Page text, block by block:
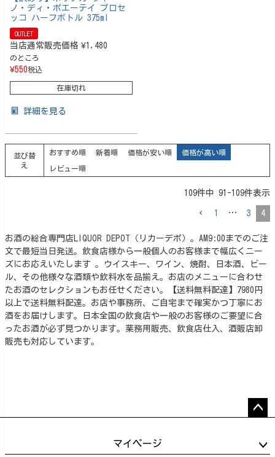
ノ・ディ・ポエーテイ プロセ
ッコ ハーフボトル 375ml
OUTLET
当店通常販売価格 ¥1,480
のところ
¥550税込
在庫切れ
詳細を見る
並び替
え
おすすめ順 新着順 価格が安い順 価格が高い順
レビュー順
109件中 91 -109件表示
1 … 3 4
お酒の総合専門店LIQUOR DEPOT（リカーデポ）。AM9:00までのご注
文で最短当日発送。飲食店様から一般個人のお客様まで幅広くニー
ズにお応えいたします 。ウイスキー、ワイン、焼酎、日本酒、ビー
ル、その他様々な酒類や飲料水を品揃え。お店のメニューに合わせ
たお酒のセレクションもお任せください。【送料無料配達】7980円
以上で送料無料配達。お店や事務所、ご自宅まで確実かつ丁寧にお
酒をお届けします。日本全国の飲食店や一般のお客様のご要望に合
ったお酒が必ず見つかります。業務用販売、飲食店仕入、酒販店卸
販売も対応しています。
ップ
マイページ